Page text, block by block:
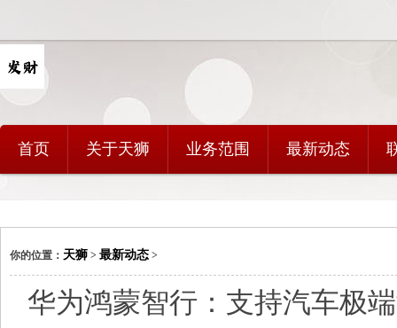
首页 关于天狮 业务范围 最新动态
你的位置： 天狮 > 最新动态 >
华为鸿蒙智行：支持汽车极